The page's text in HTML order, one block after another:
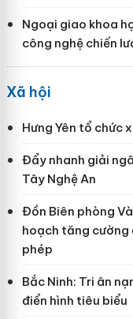
Ngoại giao khoa
công nghệ chiến
Xã hội
Hưng Yên tổ chức
Đẩy nhanh giải
Tây Nghệ An
Đồn Biên phòng
hoạch tăng cường
phép
Bắc Ninh: Tri ân
điển hình tiêu biểu